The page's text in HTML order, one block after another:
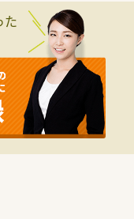
30店舗以上展開してい
グスに加わって、福利
エリア長を配置。その
りますので、応援体制
域に求められる薬局」
的な推進や地域連携薬
在庫・経理）」、「監査
た